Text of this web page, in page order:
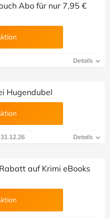
Abo für nur 7,95 €
Details
Hugendubel
Details
auf Krimi eBooks